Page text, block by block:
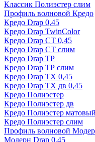
Классик Полиэстер слим
Профиль волновой Кредо
Кредо Drap 0,45
Кредо Drap TwinColor
Кредо Drap СТ 0,45
Кредо Drap СТ слим
Кредо Drap ТР
Кредо Drap ТР слим
Кредо Drap ТХ 0,45
Кредо Drap ТХ дв 0,45
Кредо Полиэстер
Кредо Полиэстер дв
Кредо Полиэстер
Кредо Полиэстер слим
Профиль волновой
Модерн Drap 0,45